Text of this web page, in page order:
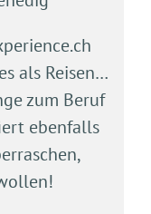
als Reisen…
zum Beruf
ebenfalls